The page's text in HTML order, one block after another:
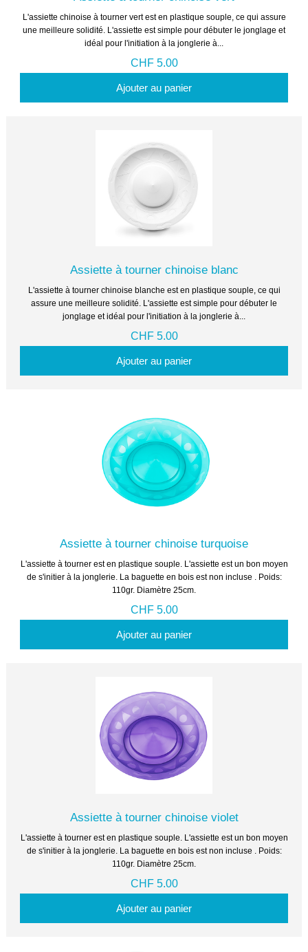
L'assiette chinoise à tourner vert est en plastique souple, ce qui assure
une meilleure solidité. L'assiette est simple pour débuter le jonglage et
idéal pour l'initiation à la jonglerie à...
CHF 5.00
Ajouter au panier
Assiette à tourner chinoise blanc
L'assiette à tourner chinoise blanche est en plastique souple, ce qui
assure une meilleure solidité. L'assiette est simple pour débuter le
jonglage et idéal pour l'initiation à la jonglerie à...
CHF 5.00
Ajouter au panier
Assiette à tourner chinoise turquoise
L'assiette à tourner est en plastique souple. L'assiette est un bon moyen
de s'initier à la jonglerie. La baguette en bois est non incluse . Poids:
110gr. Diamètre 25cm.
CHF 5.00
Ajouter au panier
Assiette à tourner chinoise violet
L'assiette à tourner est en plastique souple. L'assiette est un bon moyen
de s'initier à la jonglerie. La baguette en bois est non incluse . Poids:
110gr. Diamètre 25cm.
CHF 5.00
Ajouter au panier